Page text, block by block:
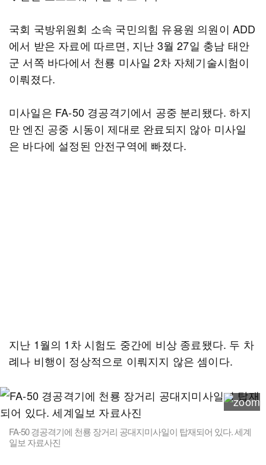
국회 국방위원회 소속 국민의힘 유용원 의원이 ADD
에서 받은 자료에 따르면, 지난 3월 27일 충남 태안
군 서쪽 바다에서 천룡 미사일 2차 자체기술시험이
이뤄졌다.
미사일은 FA-50 경공격기에서 공중 분리됐다. 하지
만 엔진 공중 시동이 제대로 완료되지 않아 미사일
은 바다에 설정된 안전구역에 빠졌다.
지난 1월의 1차 시험도 중간에 비상 종료됐다. 두 차
례나 비행이 정상적으로 이뤄지지 않은 셈이다.
FA-50 경공격기에 천룡 장거리 공대지미사일이 탑재되어 있다. 세계
일보 자료사진